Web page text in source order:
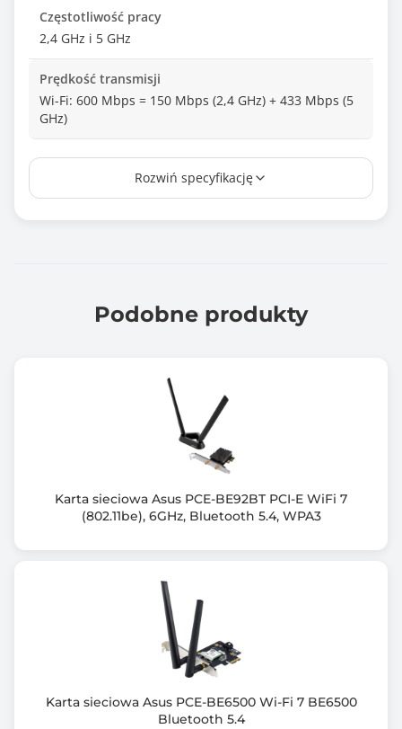
Częstotliwość pracy
2,4 GHz i 5 GHz
Prędkość transmisji
Wi-Fi: 600 Mbps = 150 Mbps (2,4 GHz) + 433 Mbps (5
GHz)
Antena
Zewnętrzna - 1 szt.
Wymiary [G x S x W] (mm)
Zgodność z Windows XP/Vista/7/8/8.1, Linux i MacOS
Antena o zysku 4dBi (w paśmie 2.4GHz) i 6dBi (w
Rozwiń specyfikację
Podobne produkty
Karta sieciowa Asus PCE-BE92BT PCI-E WiFi 7
(802.11be), 6GHz, Bluetooth 5.4, WPA3
Karta sieciowa Asus PCE-BE6500 Wi-Fi 7 BE6500
Bluetooth 5.4